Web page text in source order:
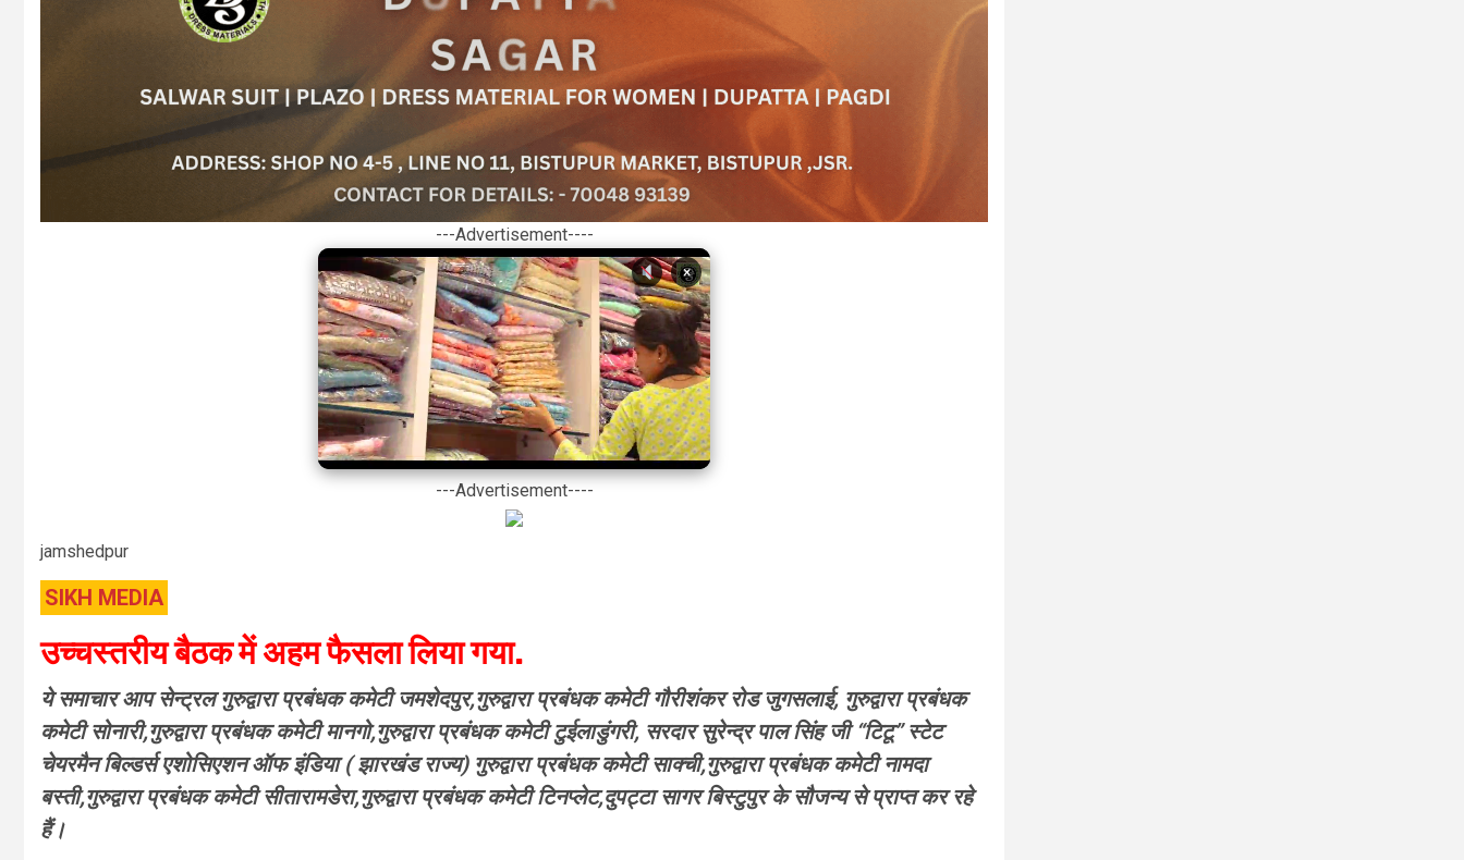
---Advertisement----
×
---Advertisement----
jamshedpur
SIKH MEDIA
उच्चस्तरीय बैठक में अहम फैसला लिया गया.
ये समाचार आप सेन्ट्रल गुरुद्वारा प्रबंधक कमेटी जमशेदपुर,गुरुद्वारा प्रबंधक कमेटी गौरीशंकर रोड जुगसलाई, गुरुद्वारा प्रबंधक
कमेटी सोनारी,गुरुद्वारा प्रबंधक कमेटी मानगो,गुरुद्वारा प्रबंधक कमेटी टुईलाडुंगरी, सरदार सुरेन्द्र पाल सिंह जी “टिटू” स्टेट
चेयरमैन बिल्डर्स एशोसिएशन ऑफ इंडिया ( झारखंड राज्य) गुरुद्वारा प्रबंधक कमेटी साक्ची,गुरुद्वारा प्रबंधक कमेटी नामदा
बस्ती,गुरुद्वारा प्रबंधक कमेटी सीतारामडेरा,गुरुद्वारा प्रबंधक कमेटी टिनप्लेट,दुपट्टा सागर बिस्टुपुर के सौजन्य से प्राप्त कर रहे
हैं।